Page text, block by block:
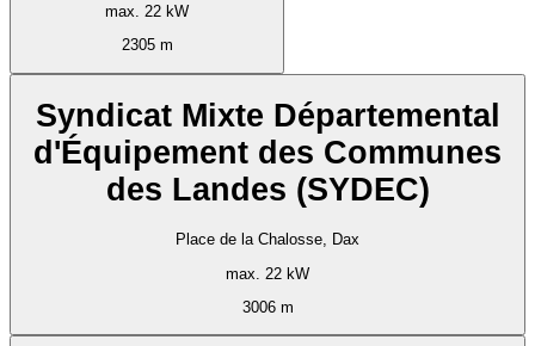
max. 22 kW
2305 m
Syndicat Mixte Départemental
d'Équipement des Communes
des Landes (SYDEC)
Place de la Chalosse, Dax
max. 22 kW
3006 m